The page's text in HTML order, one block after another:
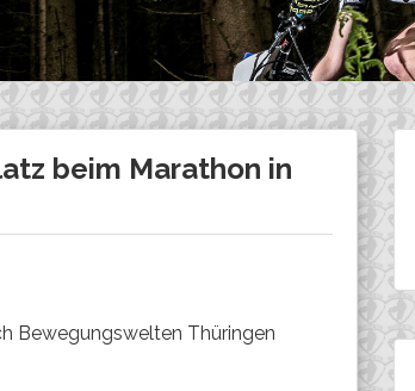
beim Marathon in
Bewegungswelten Thüringen